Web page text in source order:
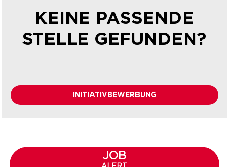
KEINE PASSENDE
STELLE GEFUNDEN?
INITIATIVBEWERBUNG
JOB